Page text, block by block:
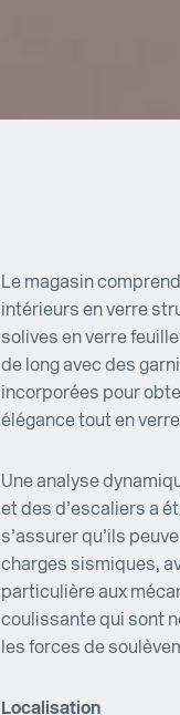
Le magasin
intérieurs en verre
solives en verre
de long avec des
incorporées pour
élégance tout en
Une analyse
et des d’escaliers a
s’assurer qu’ils
charges sismiques,
particulière aux
coulissante qui sont
les forces de
Localisation